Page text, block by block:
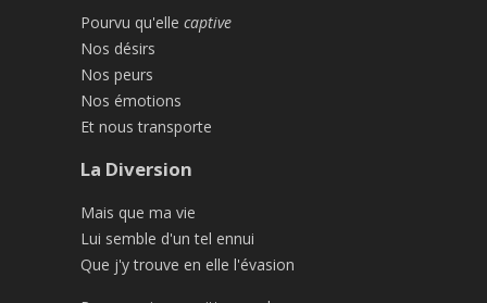
Pourvu qu'elle captive
Nos désirs
Nos peurs
Nos émotions
Et nous transporte
La Diversion
Mais que ma vie
Lui semble d'un tel ennui
Que j'y trouve en elle l'évasion